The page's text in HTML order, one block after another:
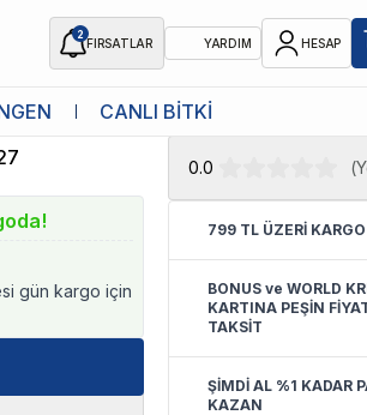
2
FIRSATLAR YARDIM HESAP
CANLI BİTKİ
gün kargo için
★ Atakan Petshop,
satıcısıdır.
0.0 (
799 TL ÜZERİ
BONUS ve WORLD
KARTINA PEŞİN
TAKSİT
ŞİMDİ AL %1 KADAR
KAZAN